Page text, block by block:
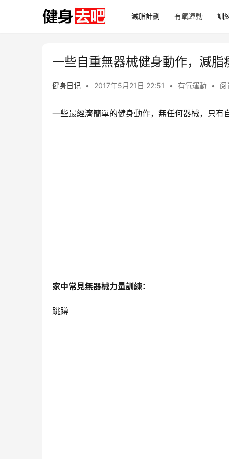
減脂計劃 有氧運動 訓
一些自重無器械健身動作，減
健身日记 • 2017年5月21日 22:51 • 有氧運動 •
一些最經濟簡單的健身動作，無任何器械，只
家中常見無器械力量訓練：
跳蹲